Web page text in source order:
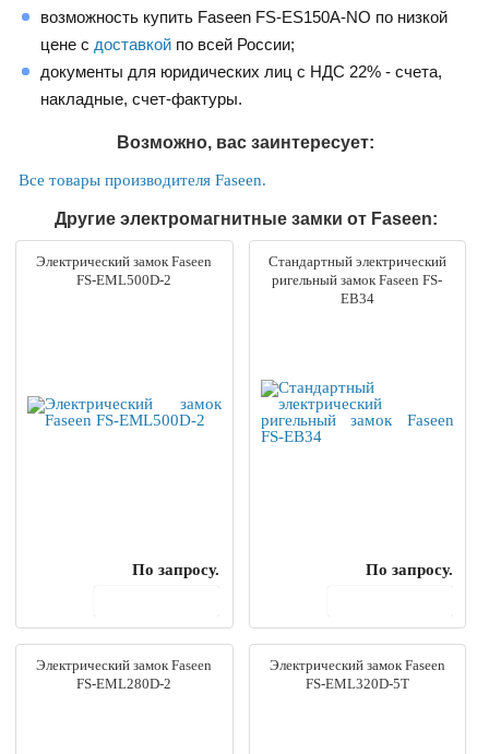
возможность купить Faseen FS-ES150A-NO по низкой
цене с доставкой по всей России;
документы для юридических лиц с НДС 22% - счета,
накладные, счет-фактуры.
Возможно, вас заинтересует:
Все товары производителя Faseen.
Другие электромагнитные замки от Faseen:
Электрический замок Faseen
FS-EML500D-2
По запросу.
Стандартный электрический
ригельный замок Faseen FS-
EB34
По запросу.
Электрический замок Faseen
FS-EML280D-2
Электрический замок Faseen
FS-EML320D-5T